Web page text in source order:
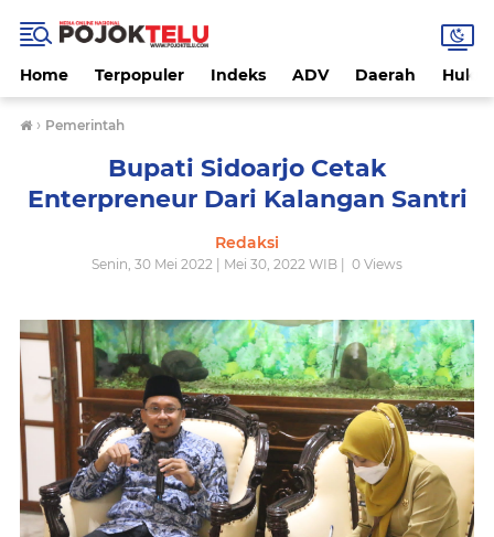
Home Terpopuler Indeks ADV Daerah
› Pemerintah
Bupati Sidoarjo Cetak
Enterpreneur Dari Kalangan Santri
Redaksi
Senin, 30 Mei 2022 | Mei 30, 2022 WIB | 0 Views